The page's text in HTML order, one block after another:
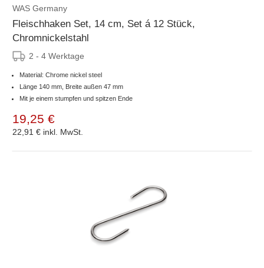
WAS Germany
Fleischhaken Set, 14 cm, Set á 12 Stück,
Chromnickelstahl
2 - 4 Werktage
Material: Chrome nickel steel
Länge 140 mm, Breite außen 47 mm
Mit je einem stumpfen und spitzen Ende
19,25 €
22,91 € inkl. MwSt.